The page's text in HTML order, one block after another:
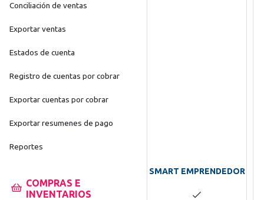
Conciliación de ventas
Exportar ventas
Estados de cuenta
Registro de cuentas por cobrar
Exportar cuentas por cobrar
Exportar resumenes de pago
Reportes
COMPRAS E
INVENTARIOS
SMART EMPRENDEDOR